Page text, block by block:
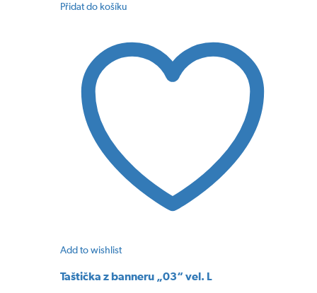
Přidat do košíku
Add to wishlist
Taštička z banneru „03“ vel. L